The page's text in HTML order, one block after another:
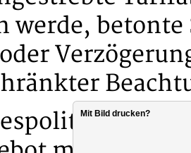
werde,
muss
Mit Bild drucken?